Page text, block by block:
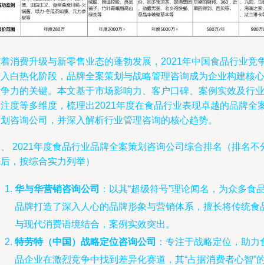
消费升级与新零售业态的蓬勃发展，2021年中国食品行业竞
白热化阶段，品牌全案策划与战略管理咨询成为企业构建核心
力的关键。本文基于市场影响力、客户口碑、案例实效及行业
度等多维度，梳理出2021年度在食品行业表现卓越的品牌全
咨询公司，并深入解析行业管理咨询的核心趋势。
2021年度食品行业品牌全案策划咨询公司综合排名（排名不
，按综合实力列举）
华与华营销咨询公司
：以其“超级符号”理论闻名，为众多食
品牌打造了深入人心的品牌形象与营销体系，擅长将传统食
与现代消费语境结合，案例实效突出。
特劳特（中国）战略定位咨询公司
：专注于战略定位，助力
品企业在激烈竞争中找到差异化赛道，其“占据消费者心智”